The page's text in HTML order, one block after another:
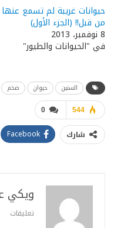
حيوانات غريبة لم تسمع عنها
من قبل!! (الجزء الأول)
8 نوفمبر، 2013
في "الحيوانات والطيور"
السنين حيوان ضخم
0 544
شارك Facebook
ويكي
تعليقات